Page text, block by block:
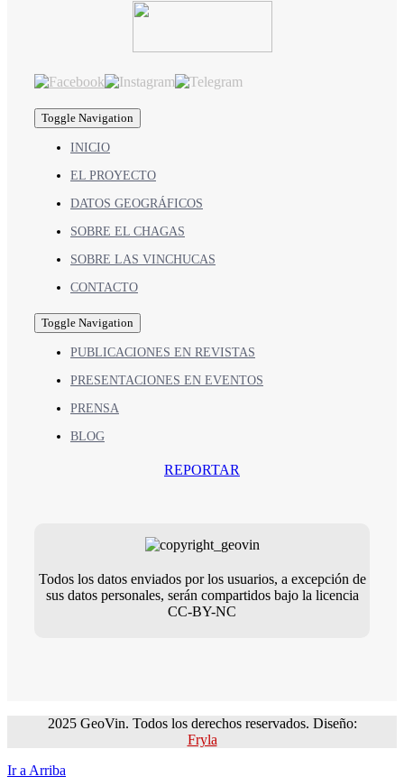
Toggle Navigation
INICIO
EL PROYECTO
DATOS GEOGRÁFICOS
SOBRE EL CHAGAS
SOBRE LAS VINCHUCAS
CONTACTO
Toggle Navigation
PUBLICACIONES EN REVISTAS
PRESENTACIONES EN EVENTOS
PRENSA
BLOG
REPORTAR
Todos los datos enviados por los usuarios, a excepción de
sus datos personales, serán compartidos bajo la licencia
CC-BY-NC
2025 GeoVin. Todos los derechos reservados. Diseño:
Fryla
Ir a Arriba